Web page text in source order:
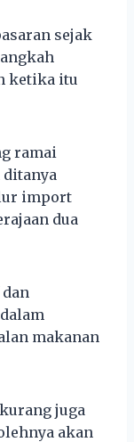
sejak
ketika itu
ramai
import
dua
makanan
juga
akan